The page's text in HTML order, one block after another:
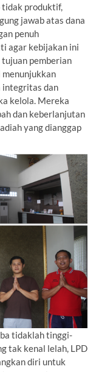
tidak produktif,
jawab atas dana
penuh
agar kebijakan ini
pemberian
menunjukkan
integritas dan
kelola. Mereka
dan keberlanjutan
yang dianggap
tidaklah tinggi-
tak kenal lelah, LPD
diri untuk